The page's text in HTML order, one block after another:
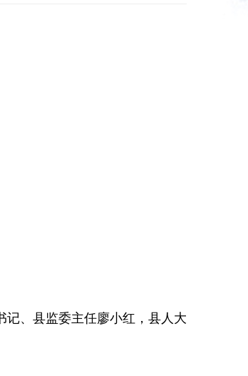
记、县监委主任廖小红，县人大